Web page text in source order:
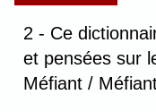
2 - Ce
et pensées sur
Méfiant /